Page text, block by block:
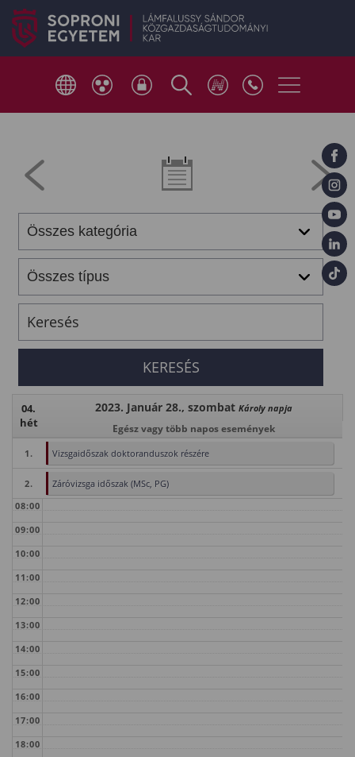
04.
hét
2023. Január 28., szombat Károly napja
Egész vagy több napos események
1. Vizsgaidőszak doktoranduszok részére
2.
Záróvizsga időszak (MSc, PG)
08:00
09:00
10:00
11:00
12:00
13:00
14:00
15:00
16:00
17:00
18:00